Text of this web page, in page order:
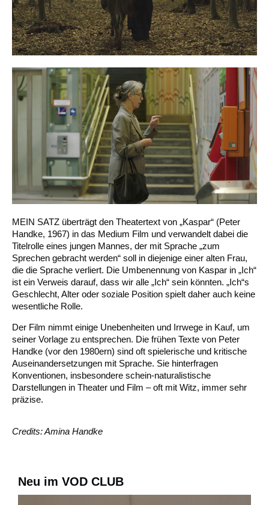
MEIN SATZ überträgt den Theatertext von „Kaspar“ (Peter
Handke, 1967) in das Medium Film und verwandelt dabei die
Titelrolle eines jungen Mannes, der mit Sprache „zum
Sprechen gebracht werden“ soll in diejenige einer alten Frau,
die die Sprache verliert. Die Umbenennung von Kaspar in „Ich“
ist ein Verweis darauf, dass wir alle „Ich“ sein könnten. „Ich“s
Geschlecht, Alter oder soziale Position spielt daher auch keine
wesentliche Rolle.
Der Film nimmt einige Unebenheiten und Irrwege in Kauf, um
seiner Vorlage zu entsprechen. Die frühen Texte von Peter
Handke (vor den 1980ern) sind oft spielerische und kritische
Auseinandersetzungen mit Sprache. Sie hinterfragen
Konventionen, insbesondere schein-naturalistische
Darstellungen in Theater und Film – oft mit Witz, immer sehr
präzise.
Credits: Amina Handke
Neu im VOD CLUB